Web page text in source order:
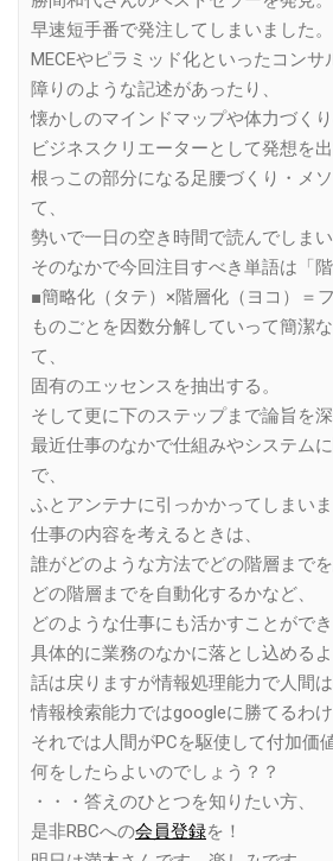
早速短手番で発注してしまいました。
MECEやピラミッド化といったコンサ
障りのような記述があったり、
懐かしのマインドマップや体力づくり
ビジネスクリエーターとして発想を
根っこの部分になる足腰づくり・メ
て、
勢いで一日の空き時間で読んでしまい
そのなかで今回注目すべき単語は「階
■簡略化（タテ）×階層化（ヨコ）＝
ものごとを因数分解していって簡潔
て、
固有のエッセンスを抽出する。
そして更に下のステップまで論旨を深
最近仕事のなかで仕組みやシステム
で、
ふとアンテナに引っかかってしまいま
仕事の内容を考えるときは、
誰がどのような方法でどの階層までを
どの階層までを自動化するかなど、
どのような仕事にも活かすことができ
具体的に業務のなかに落とし込める
話は戻りますが情報処理能力で人間は
情報検索能力ではgoogleに勝てるわけ
それでは人間がPCを駆使して付加価
何をしたらよいのでしょう？？
・・・答えのひとつを知りたい方、
是非RBCへの会員登録を！